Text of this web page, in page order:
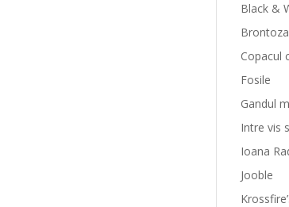
Black &
Copacul
Fosile
Gandul
Intre vis
Ioana
Jooble